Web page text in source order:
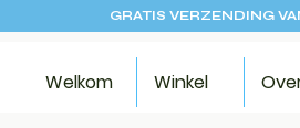
Welkom Winkel
GRATIS VERZENDING